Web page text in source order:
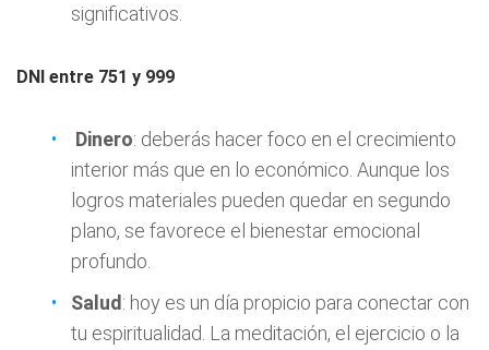
significativos.
DNI entre 751 y 999
Dinero: deberás hacer foco en el crecimiento
interior más que en lo económico. Aunque los
logros materiales pueden quedar en segundo
plano, se favorece el bienestar emocional
profundo.
Salud: hoy es un día propicio para conectar con
tu espiritualidad. La meditación, el ejercicio o la